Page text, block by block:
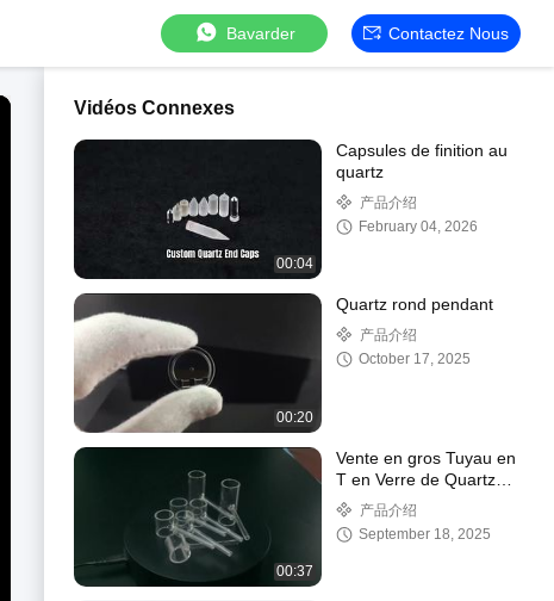
Bavarder Contactez Nous
Vidéos Connexes
00:04
Capsules de finition au
quartz
产品介绍
February 04, 2026
00:20
Quartz rond pendant
产品介绍
October 17, 2025
00:37
Vente en gros Tuyau en
T en Verre de Quartz
Clair产品介绍
September 18, 2025